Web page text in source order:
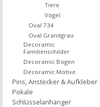
Tiere
Vögel
Oval 734
Oval Granitgrau
Decoramic
Familienschilder
Decoramic Bogen
Decoramic Motive
Pins, Anstecker & Aufkleber
Pokale
Schlüsselanhänger